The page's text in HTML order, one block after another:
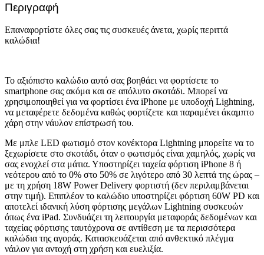
Περιγραφή
Επαναφορτίστε όλες σας τις συσκευές άνετα, χωρίς περιττά
καλώδια!
Το αξιόπιστο καλώδιο αυτό σας βοηθάει να φορτίσετε το
smartphone σας ακόμα και σε απόλυτο σκοτάδι. Μπορεί να
χρησιμοποιηθεί για να φορτίσει ένα iPhone με υποδοχή Lightning,
να μεταφέρετε δεδομένα καθώς φορτίζετε και παραμένει άκαμπτο
χάρη στην νάυλον επίστρωσή του.
Με μπλε LED φωτισμό στον κονέκτορα Lightning μπορείτε να το
ξεχωρίσετε στο σκοτάδι, όταν ο φωτισμός είναι χαμηλός, χωρίς να
σας ενοχλεί στα μάτια. Υποστηρίζει ταχεία φόρτιση iPhone 8 ή
νεότερου από το 0% στο 50% σε λιγότερο από 30 λεπτά της ώρας –
με τη χρήση 18W Power Delivery φορτιστή (δεν περιλαμβάνεται
στην τιμή). Επιπλέον το καλώδιο υποστηρίζει φόρτιση 60W PD και
αποτελεί ιδανική λύση φόρτισης μεγάλων Lightning συσκευών
όπως ένα iPad. Συνδυάζει τη λειτουργία μεταφοράς δεδομένων και
ταχείας φόρτισης ταυτόχρονα σε αντίθεση με τα περισσότερα
καλώδια της αγοράς. Κατασκευάζεται από ανθεκτικό πλέγμα
νάιλον για αντοχή στη χρήση και ευελιξία.